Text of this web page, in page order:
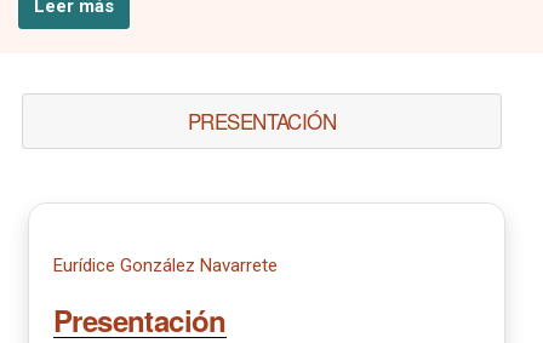
Leer más
PRESENTACIÓN
Eurídice González Navarrete
Presentación